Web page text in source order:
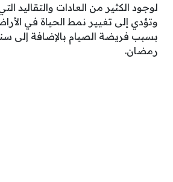
لوجود الكثير من العادات والتقاليد
وتؤدي إلى تغيير نمط الحياة في
بسبب فريضة الصيام بالإضافة إلى
رمضان.